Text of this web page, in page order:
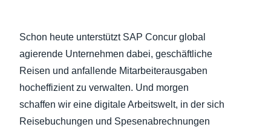
Italia (Italiano)
Nederlands (English)
Sweden (English)
日本（日本語)
Singapore (English)
Schon heute unterstützt SAP Concur global
agierende Unternehmen dabei, geschäftliche
Reisen und anfallende Mitarbeiterausgaben
hocheffizient zu verwalten. Und morgen
schaffen wir eine digitale Arbeitswelt, in der sich
Reisebuchungen und Spesenabrechnungen